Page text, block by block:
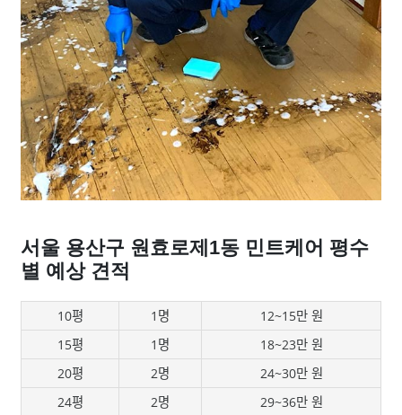
서울 용산구 원효로제1동 민트케어 평수
별 예상 견적
10평 1명
12~15만 원
15평
1명
18~23만 원
20평
2명
24~30만 원
24평
2명 29~36만 원